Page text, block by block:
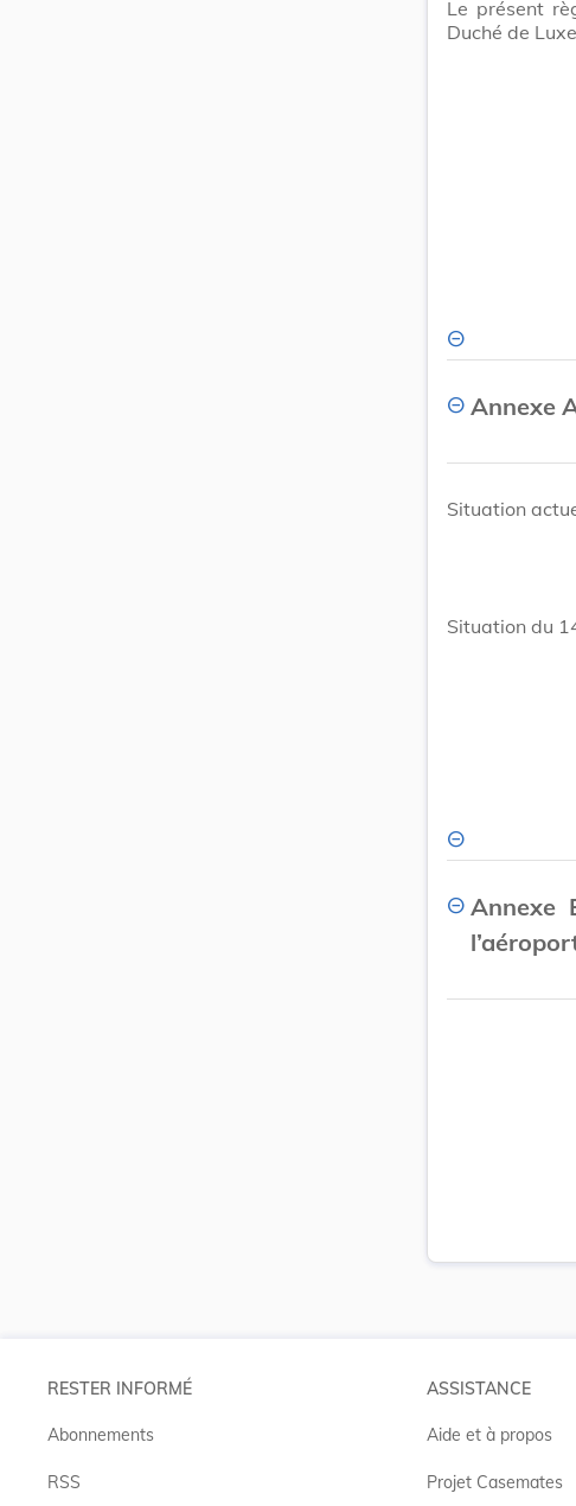
Le présent
Duché de
Annexe
Situation
Situation du
Annexe
RESTER INFORMÉ
Abonnements
RSS
ASSISTANCE
Aide et à propos
Projet Casemates